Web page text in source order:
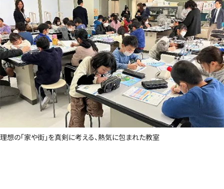
理想の「家や街」を真剣に考える、熱気に包まれた教室